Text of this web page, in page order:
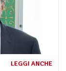
LEGGI ANCHE